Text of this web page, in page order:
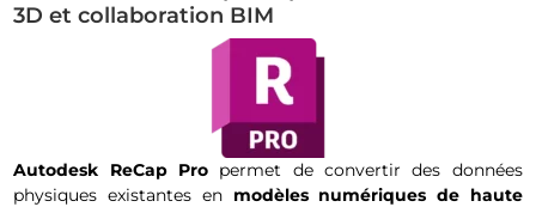
3D et collaboration BIM
Autodesk ReCap Propermet de convertir des données
physiques existantes en modèles numériques de haute